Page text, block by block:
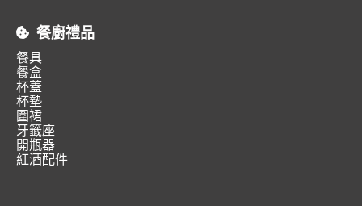
餐廚禮品
餐具
餐盒
杯蓋
杯墊
圍裙
牙籤座
開瓶器
紅酒配件